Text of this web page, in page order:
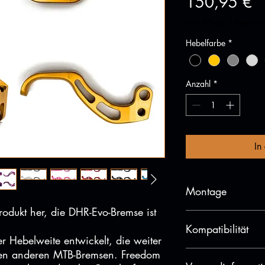
her, die DHR-Evo-Bremse ist
Hebelweite entwickelt, die weiter
anderen MTB-Bremsen. Freedom
Hebelfarbe *
Anzahl *
In
Montage
leicht und sicher zu
Kompatibilität